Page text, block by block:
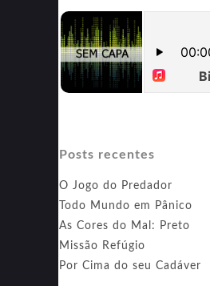
Posts recentes
O Jogo do Predador
Todo Mundo em Pânico
As Cores do Mal: Preto
Missão Refúgio
Por Cima do seu Cadáver